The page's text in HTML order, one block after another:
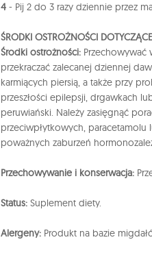
4 - Pij 2 do 3 razy dziennie przez
ŚRODKI OSTROŻNOŚCI
Środki ostrożności:
przekraczać zalecanej dziennej
karmiących piersią, a także przy
przeszłości epilepsji, drgawkach
peruwiański. Należy zasięgnąć
przeciwpłytkowych,
poważnych zaburzeń
Przechowywanie i konserwacja:
Status: Suplement diety.
Alergeny: Produkt na bazie